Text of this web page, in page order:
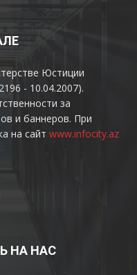
Юстиции
- 10.04.2007).
за
и баннеров. При
на сайт www.infocity.az
НА НАС